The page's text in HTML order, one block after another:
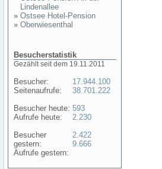
Lindenallee
» Ostsee Hotel-Pension
» Oberwiesenthal
Besucherstatistik
Gezählt seit dem 19.11.2011
Besucher:
Seitenaufrufe:
Besucher heute:
Aufrufe heute:
Besucher
gestern:
Aufrufe gestern:
17.944.100
38.701.222
593
2.230
2.422
9.666